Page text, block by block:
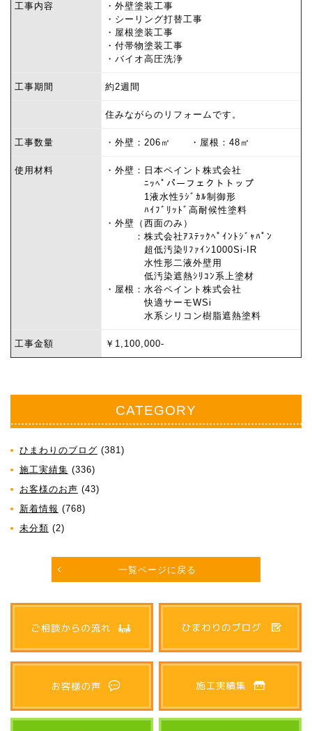
工事内容
・外壁塗装工事
・シーリング打替工事
・屋根塗装工事
・付帯物塗装工事
・バイオ高圧洗浄
工事期間 約2週間
住みながらのリフォームです。
工事数量 ・外壁：206㎡ ・屋根：48㎡
使用材料
・外壁：日本ペイント株式会社
ﾆｯﾍﾟパーフェクトトップ
1液水性ﾗｼﾞｶﾙ制御形
ﾊｲﾌﾞﾘｯﾄﾞ高耐候性塗料
・外壁（西面のみ）
：株式会社ｱｽﾃｯｸﾍﾟｲﾝﾄｼﾞｬﾊﾟﾝ
超低汚染ﾘﾌｧｲﾝ1000Si-IR
水性形二液外壁用
低汚染遮熱ｼﾘｺﾝ系上塗材
・屋根：水谷ペイント株式会社
快適サーモWSi
水系シリコン樹脂遮熱塗料
工事金額 ￥1,100,000-
CATEGORY
ひまわりのブログ (381)
施工実績集 (336)
お客様のお声 (43)
新着情報 (768)
未分類 (2)
一覧ページに戻る